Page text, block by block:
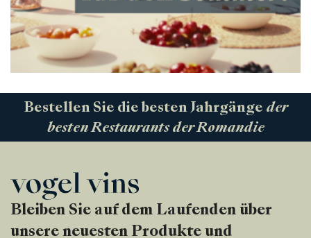
Bestellen Sie die besten Jahrgänge der
besten Restaurants der Romandie
Bleiben Sie auf dem Laufenden über
unsere neuesten Produkte und